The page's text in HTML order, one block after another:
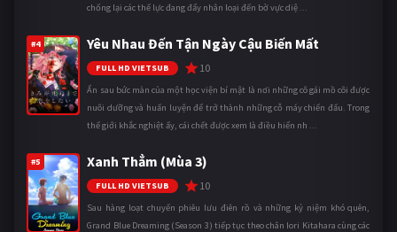
chống lại các thế lực đang đẩy nhân loại đến bờ vực diệ ...
#4 Yêu Nhau Đến Tận Ngày Cậu Biến Mất
FULL HD VIETSUB 10
Ẩn sau bức màn của một học viện bí mật là nơi những cô gái mồ côi được
nuôi dưỡng và huấn luyện để trở thành những cỗ máy chiến đấu. Trong
thế giới khắc nghiệt ấy, cái chết được xem là điều hiển nh ...
#5 Xanh Thẳm (Mùa 3)
FULL HD VIETSUB 10
Sau hàng loạt chuyến phiêu lưu điên rồ và những kỷ niệm khó quên,
Grand Blue Dreaming (Season 3) tiếp tục theo chân Iori Kitahara cùng các